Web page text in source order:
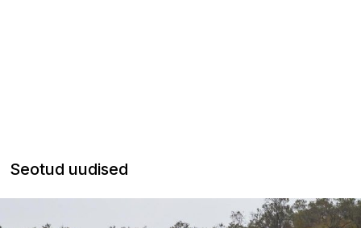
Seotud uudised